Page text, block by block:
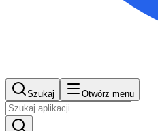
Szukaj Otwórz menu